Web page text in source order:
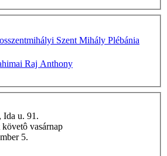
Szent Mihály Plébánia
Raj Anthony
Ida u. 91.
ét követô vasárnap
november 5.